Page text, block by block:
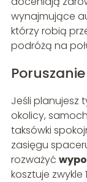
wynajmujące
którzy robią
podróżą na
Jeśli planujesz
okolicy,
taksówki
zasięgu
rozważyć
kosztuje zwykle